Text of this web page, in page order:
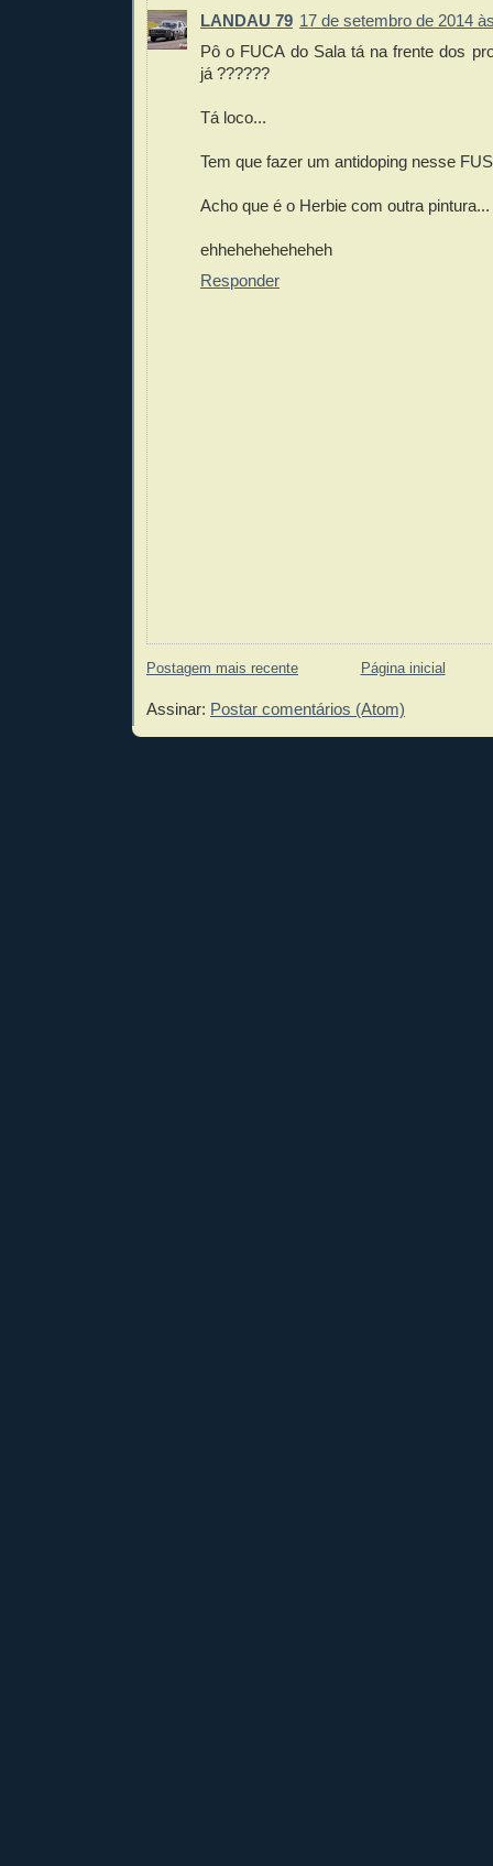
LANDAU 79 17 de setembro de 2014
Pô o FUCA do Sala tá na frente dos
já ??????
Tá loco...
Tem que fazer um antidoping nesse
Acho que é o Herbie com outra pintura...
ehheheheheheheh
Responder
Postagem mais recente Página inicial
Assinar: Postar comentários (Atom)